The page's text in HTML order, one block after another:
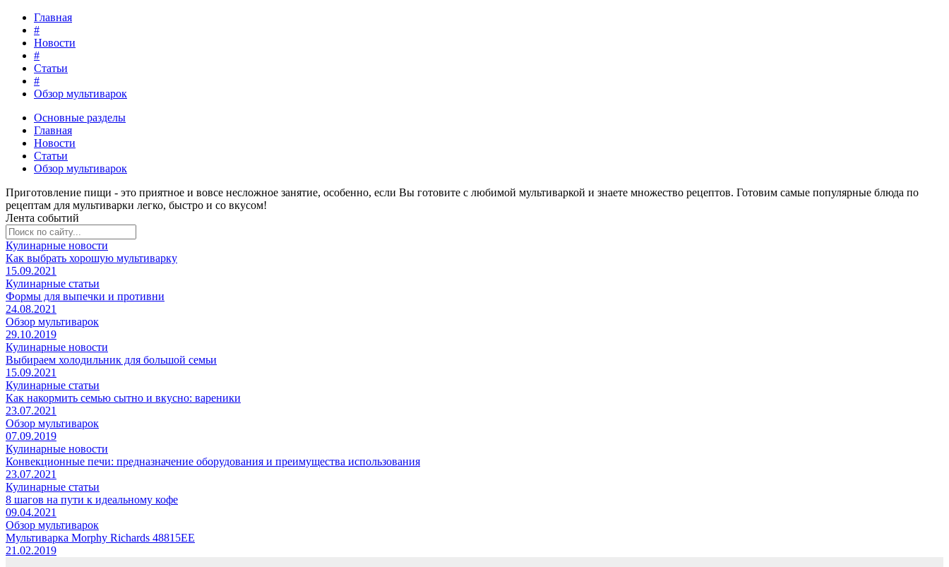
Главная
#
Новости
#
Статьи
#
Обзор мультиварок
Основные разделы
Главная
Новости
Статьи
Обзор мультиварок
Приготовление пищи - это приятное и вовсе несложное занятие, особенно, если Вы готовите с любимой мультиваркой и знаете множество рецептов. Готовим самые популярные блюда по
рецептам для мультиварки легко, быстро и со вкусом!
Лента событий
Кулинарные новости
Как выбрать хорошую мультиварку
15.09.2021
Кулинарные статьи
Формы для выпечки и противни
24.08.2021
Обзор мультиварок
29.10.2019
Кулинарные новости
Выбираем холодильник для большой семьи
15.09.2021
Кулинарные статьи
Как накормить семью сытно и вкусно: вареники
23.07.2021
Обзор мультиварок
07.09.2019
Кулинарные новости
Конвекционные печи: предназначение оборудования и преимущества использования
23.07.2021
Кулинарные статьи
8 шагов на пути к идеальному кофе
09.04.2021
Обзор мультиварок
Мультиварка Morphy Richards 48815EE
21.02.2019